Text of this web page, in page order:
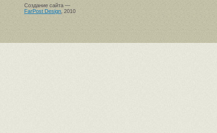
Создание сайта —
FarPost Design , 2010